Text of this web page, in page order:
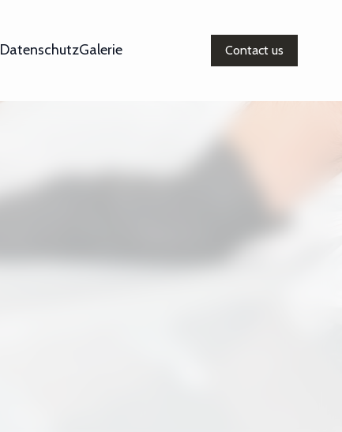
DatenschutzGalerie Contact us